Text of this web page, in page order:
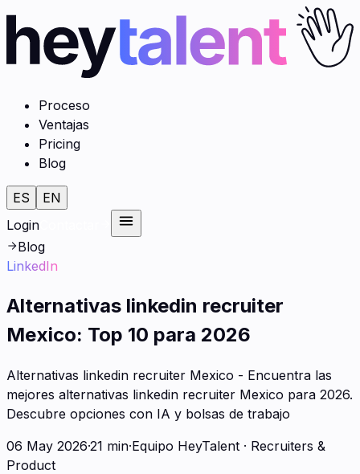
Proceso
Ventajas
Pricing
Blog
ES
EN
Login
Blog
LinkedIn
Alternativas linkedin recruiter
Mexico: Top 10 para 2026
Alternativas linkedin recruiter Mexico - Encuentra las
mejores alternativas linkedin recruiter Mexico para 2026.
Descubre opciones con IA y bolsas de trabajo
06 May 2026·21 min·Equipo HeyTalent · Recruiters &
Product